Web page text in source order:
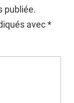
publiée.
avec*